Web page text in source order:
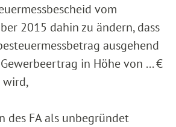
vom
2015 dahin zu ändern, dass
ausgehend
in Höhe von ... €
wird,
des FA als unbegründet